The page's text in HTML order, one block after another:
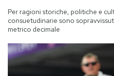
Per ragioni storiche, politiche e
consuetudinarie sono
metrico decimale